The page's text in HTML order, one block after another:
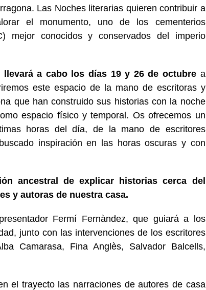
Las Noches literarias quieren contribuir a
el monumento, uno de los cementerios
mejor conocidos y conservados del imperio
llevará a cabo los días 19 y 26 de octubre a
este espacio de la mano de escritoras y
que han construido sus historias con la noche
espacio físico y temporal. Os ofrecemos un
horas del día, de la mano de escritores
inspiración en las horas oscuras y con
ancestral de explicar historias cerca del
y autoras de nuestra casa.
Fermí Fernàndez, que guiará a los
junto con las intervenciones de los escritores
Camarasa, Fina Anglès, Salvador Balcells,
el trayecto las narraciones de autores de casa